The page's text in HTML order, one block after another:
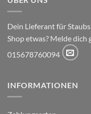
Dein Lieferant für
Shop etwas? Melde
015678760094
INFORMATIONEN